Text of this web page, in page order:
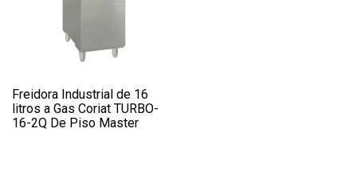
Freidora Industrial de 16
litros a Gas Coriat TURBO-
16-2Q De Piso Master